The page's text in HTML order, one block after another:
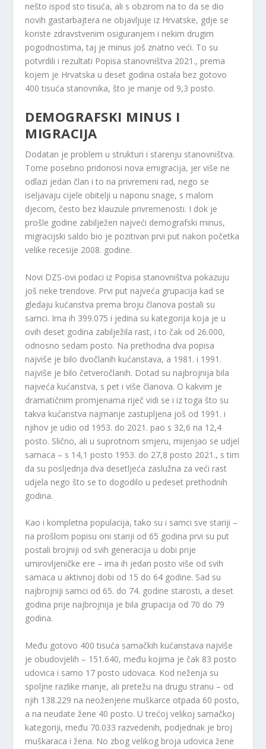
nešto ispod sto tisuća, ali s obzirom na to da se dio
novih gastarbajtera ne objavljuje iz Hrvatske, gdje se
koriste zdravstvenim osiguranjem i nekim drugim
pogodnostima, taj je minus još znatno veći. To su
potvrdili i rezultati Popisa stanovništva 2021., prema
kojem je Hrvatska u deset godina ostala bez gotovo
400 tisuća stanovnika, što je manje od 9,3 posto.
DEMOGRAFSKI MINUS I
MIGRACIJA
Dodatan je problem u strukturi i starenju stanovništva.
Tome posebno pridonosi nova emigracija, jer više ne
odlazi jedan član i to na privremeni rad, nego se
iseljavaju cijele obitelji u naponu snage, s malom
djecom, često bez klauzule privremenosti. I dok je
prošle godine zabilježen najveći demografski minus,
migracijski saldo bio je pozitivan prvi put nakon početka
velike recesije 2008. godine.
Novi DZS-ovi podaci iz Popisa stanovništva pokazuju
još neke trendove. Prvi put najveća grupacija kad se
gledaju kućanstva prema broju članova postali su
samci. Ima ih 399.075 i jedina su kategorija koja je u
ovih deset godina zabilježila rast, i to čak od 26.000,
odnosno sedam posto. Na prethodna dva popisa
najviše je bilo dvočlanih kućanstava, a 1981. i 1991.
najviše je bilo četveročlanih. Dotad su najbrojnija bila
najveća kućanstva, s pet i više članova. O kakvim je
dramatičnim promjenama riječ vidi se i iz toga što su
takva kućanstva najmanje zastupljena još od 1991. i
njihov je udio od 1953. do 2021. pao s 32,6 na 12,4
posto. Slično, ali u suprotnom smjeru, mijenjao se udjel
samaca – s 14,1 posto 1953. do 27,8 posto 2021., s tim
da su posljednja dva desetljeća zaslužna za veći rast
udjela nego što se to dogodilo u pedeset prethodnih
godina.
Kao i kompletna populacija, tako su i samci sve stariji –
na prošlom popisu oni stariji od 65 godina prvi su put
postali brojniji od svih generacija u dobi prije
umirovljeničke ere – ima ih jedan posto više od svih
samaca u aktivnoj dobi od 15 do 64 godine. Sad su
najbrojniji samci od 65. do 74. godine starosti, a deset
godina prije najbrojnija je bila grupacija od 70 do 79
godina.
Među gotovo 400 tisuća samačkih kućanstava najviše
je obudovjelih – 151.640, među kojima je čak 83 posto
udovica i samo 17 posto udovaca. Kod neženja su
spoljne razlike manje, ali pretežu na drugu stranu – od
njih 138.229 na neoženjene muškarce otpada 60 posto,
a na neudate žene 40 posto. U trećoj velikoj samačkoj
kategoriji, među 70.033 razvedenih, podjednak je broj
muškaraca i žena. No zbog velikog broja udovica žene